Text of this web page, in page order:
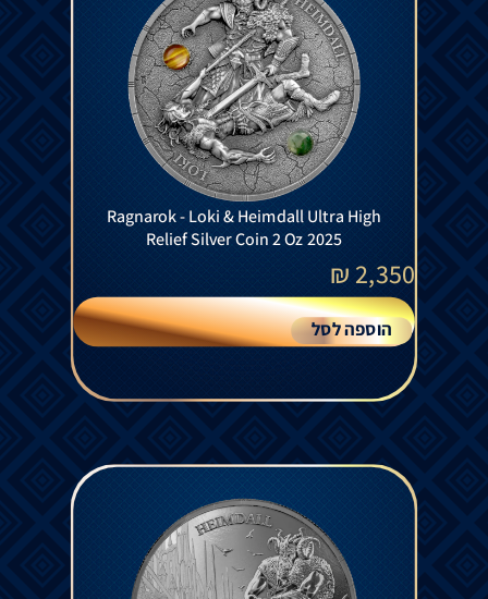
Ragnarok - Loki & Heimdall Ultra High
Relief Silver Coin 2 Oz 2025
2,350
₪
הוספה לסל